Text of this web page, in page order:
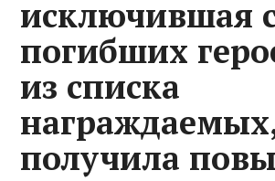
исключившая
погибших
из списка
получила